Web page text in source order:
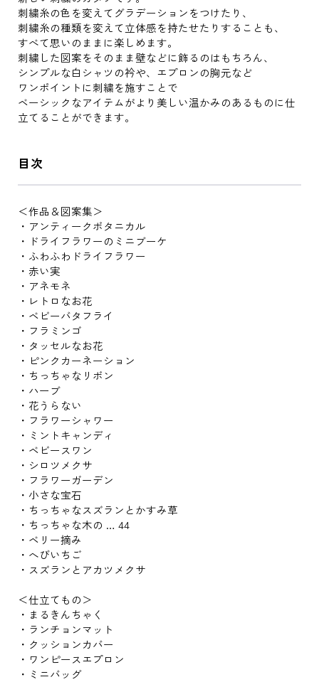
刺繍糸の色を変えてグラデーションをつけたり、
刺繍糸の種類を変えて立体感を持たせたりすることも、
すべて思いのままに楽しめます。
刺繍した図案をそのまま壁などに飾るのはもちろん、
シンプルな白シャツの衿や、エプロンの胸元など
ワンポイントに刺繍を施すことで
ベーシックなアイテムがより美しい温かみのあるものに仕
立てることができます。
目次
＜作品＆図案集＞
・アンティークボタニカル
・ドライフラワーのミニブーケ
・ふわふわドライフラワー
・赤い実
・アネモネ
・レトロなお花
・ベビーバタフライ
・フラミンゴ
・タッセルなお花
・ピンクカーネーション
・ちっちゃなリボン
・ハーブ
・花うらない
・フラワーシャワー
・ミントキャンディ
・ベビースワン
・シロツメクサ
・フラワーガーデン
・小さな宝石
・ちっちゃなスズランとかすみ草
・ちっちゃな木の … 44
・ベリー摘み
・へびいちご
・スズランとアカツメクサ
＜仕立てもの＞
・まるきんちゃく
・ランチョンマット
・クッションカバー
・ワンピースエプロン
・ミニバッグ